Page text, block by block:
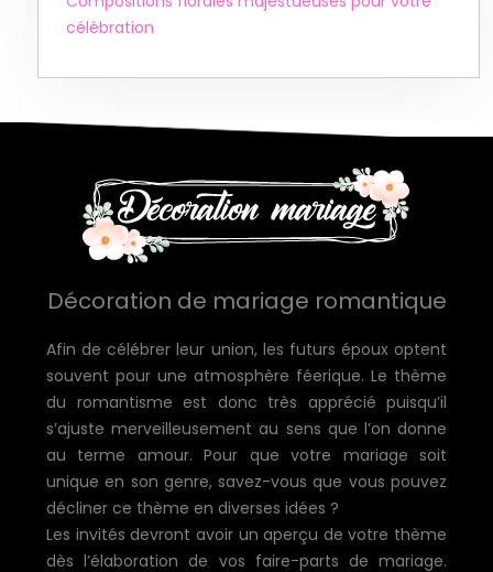
célébration
Décoration de mariage romantique
Afin de célébrer leur union, les futurs époux optent
souvent pour une atmosphère féerique. Le thème
du romantisme est donc très apprécié puisqu’il
s’ajuste merveilleusement au sens que l’on donne
au terme amour. Pour que votre mariage soit
unique en son genre, savez-vous que vous pouvez
décliner ce thème en diverses idées ?
Les invités devront avoir un aperçu de votre thème
dès l’élaboration de vos faire-parts de mariage.